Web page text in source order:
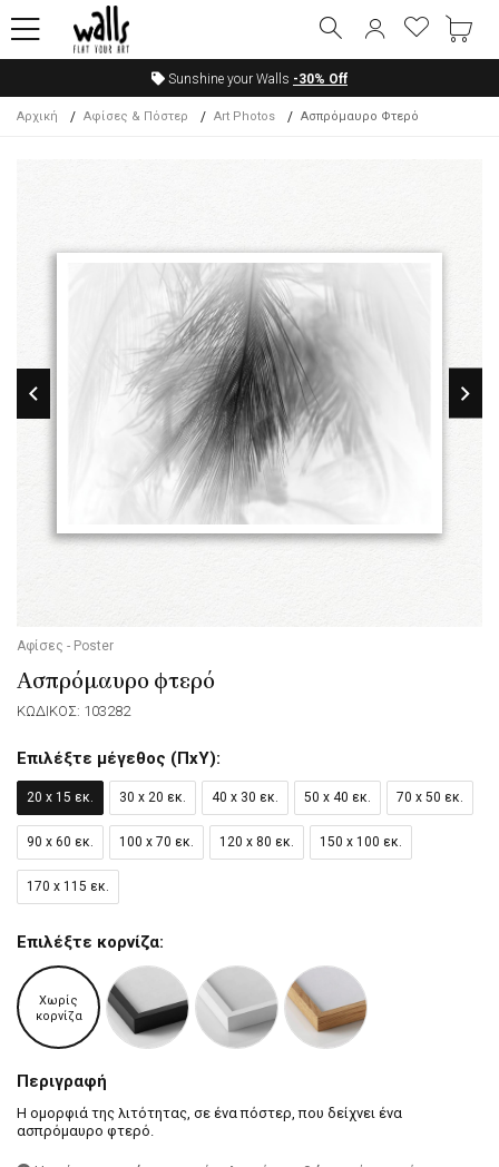
Sunshine your Walls -30% Off
Αρχική Αφίσες & Πόστερ Art Photos Ασπρόμαυρο Φτερό
Αφίσες - Poster
Ασπρόμαυρο φτερό
ΚΩΔΙΚΟΣ: 103282
Επιλέξτε μέγεθος (ΠxΥ):
20 x 15 εκ. 30 x 20 εκ. 40 x 30 εκ. 50 x 40 εκ. 70 x 50 εκ.
90 x 60 εκ. 100 x 70 εκ. 120 x 80 εκ. 150 x 100 εκ.
170 x 115 εκ.
Επιλέξτε κορνίζα:
Χωρίς
κορνίζα
Περιγραφή
Η ομορφιά της λιτότητας, σε ένα πόστερ, που δείχνει ένα
ασπρόμαυρο φτερό.